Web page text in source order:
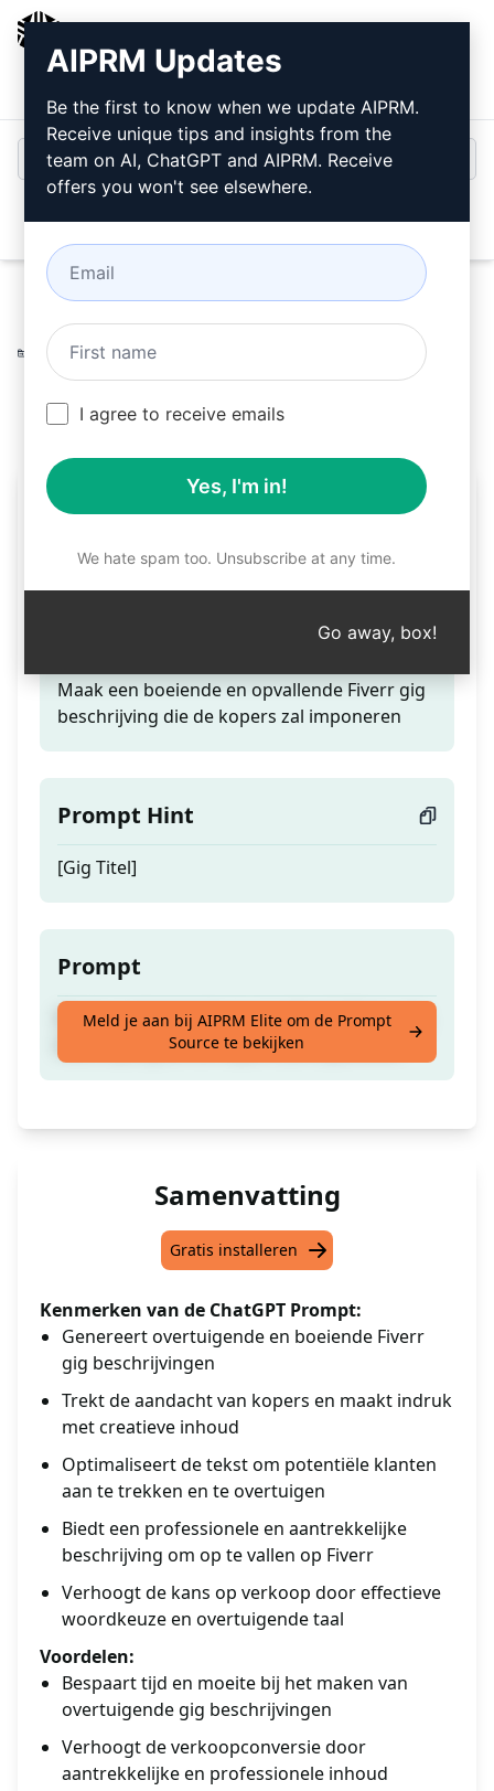
Inloggen
Home / AI-instructies
Writing
Prompts / Opvallende Fiverr Gig Beschrijving
Hanzila
March 14, 2023
17,664
0 10,864
Opvallende Fiverr Gig
Beschrijving
Maak een boeiende en opvallende Fiverr gig
beschrijving die de kopers zal imponeren
Prompt Hint
[Gig Titel]
Prompt
Maak een boeiende en opvallende Fiverr gig
beschrijving die de kopers zal imponeren
Meld je aan bij AIPRM Elite om de Prompt
Source te bekijken
Samenvatting
Gratis installeren
Kenmerken van de ChatGPT Prompt:
Genereert overtuigende en boeiende Fiverr
gig beschrijvingen
Trekt de aandacht van kopers en maakt indruk
met creatieve inhoud
Optimaliseert de tekst om potentiële klanten
aan te trekken en te overtuigen
Biedt een professionele en aantrekkelijke
beschrijving om op te vallen op Fiverr
Verhoogt de kans op verkoop door effectieve
woordkeuze en overtuigende taal
Voordelen:
Bespaart tijd en moeite bij het maken van
overtuigende gig beschrijvingen
Verhoogt de verkoopconversie door
aantrekkelijke en professionele inhoud
AIPRM Updates
Be the first to know when we update AIPRM.
Receive unique tips and insights from the
team on AI, ChatGPT and AIPRM. Receive
offers you won't see elsewhere.
I agree to receive emails
Yes, I'm in!
We hate spam too. Unsubscribe at any time.
Go away, box!